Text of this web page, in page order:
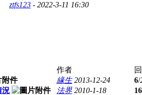
ztfs123 - 2022-3-11 16:30
作者
緣生 2013-12-24 6/
況 法界 2010-1-18
16